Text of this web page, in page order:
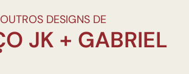
OUTROS DESIGNS DE